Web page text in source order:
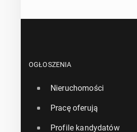
OGŁOSZENIA
Nieruchomości
Pracę oferują
Profile kandydatów